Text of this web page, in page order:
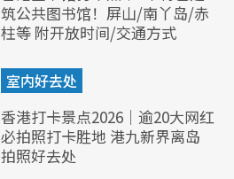
筑公共图书馆！屏山/南丫岛/赤
柱等 附开放时间/交通方式
室内好去处
香港打卡景点2026｜逾20大网红
必拍照打卡胜地 港九新界离岛
拍照好去处